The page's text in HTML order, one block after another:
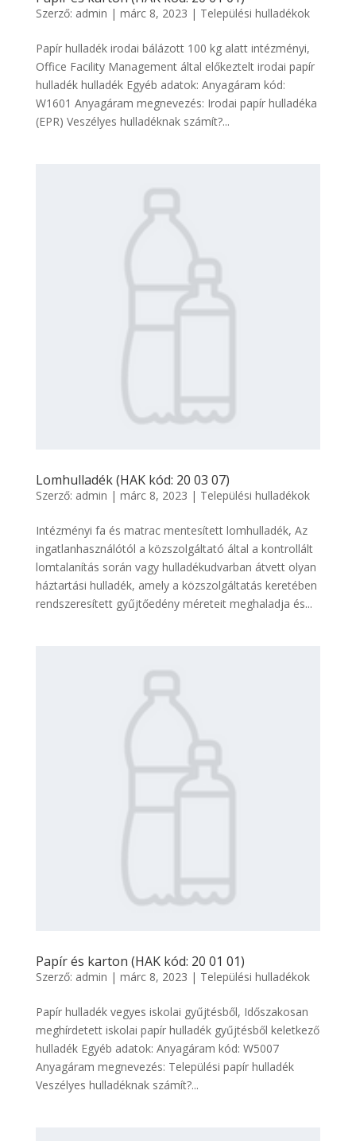
Szerző: admin | márc 8, 2023 | Települési hulladékok
Papír hulladék irodai bálázott 100 kg alatt intézményi,
Office Facility Management által előkeztelt irodai papír
hulladék hulladék Egyéb adatok: Anyagáram kód:
W1601 Anyagáram megnevezés: Irodai papír hulladéka
(EPR) Veszélyes hulladéknak számít?...
Lomhulladék (HAK kód: 20 03 07)
Szerző: admin | márc 8, 2023 | Települési hulladékok
Intézményi fa és matrac mentesített lomhulladék, Az
ingatlanhasználótól a közszolgáltató által a kontrollált
lomtalanítás során vagy hulladékudvarban átvett olyan
háztartási hulladék, amely a közszolgáltatás keretében
rendszeresített gyűjtőedény méreteit meghaladja és...
Papír és karton (HAK kód: 20 01 01)
Szerző: admin | márc 8, 2023 | Települési hulladékok
Papír hulladék vegyes iskolai gyűjtésből, Időszakosan
meghírdetett iskolai papír hulladék gyűjtésből keletkező
hulladék Egyéb adatok: Anyagáram kód: W5007
Anyagáram megnevezés: Települési papír hulladék
Veszélyes hulladéknak számít?...